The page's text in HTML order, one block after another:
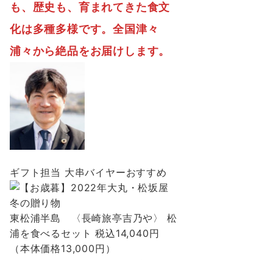
も、歴史も、育まれてきた食文
化は多種多様です。全国津々
浦々から絶品をお届けします。
ギフト担当 大串バイヤーおすすめ
東松浦半島 〈長崎旅亭吉乃や〉 松
浦を食べるセット 税込14,040円
（本体価格13,000円）